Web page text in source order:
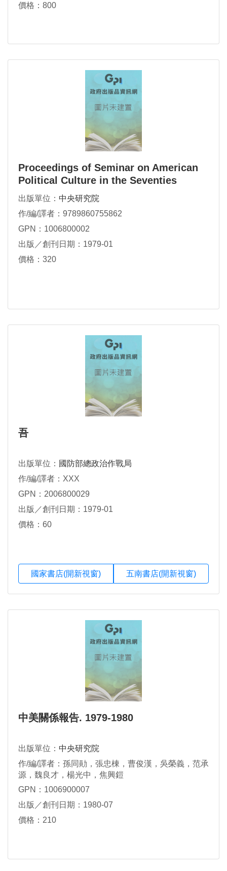
價格：800
Proceedings of Seminar on American
Political Culture in the Seventies
出版單位： 中央研究院
作/編/譯者：9789860755862
GPN：1006800002
出版／創刊日期：1979-01
價格：320
吾
出版單位： 國防部總政治作戰局
作/編/譯者：XXX
GPN：2006800029
出版／創刊日期：1979-01
價格：60
國家書店(開新視窗) 五南書店(開新視窗)
中美關係報告. 1979-1980
出版單位： 中央研究院
作/編/譯者：孫同勛，張忠棟，曹俊漢，吳榮義，范承
源，魏良才，楊光中，焦興鎧
GPN：1006900007
出版／創刊日期：1980-07
價格：210